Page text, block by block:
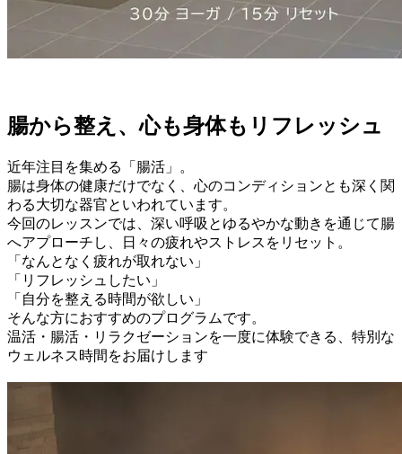
腸から整え、心も身体もリフレッシュ
近年注目を集める「腸活」。
腸は身体の健康だけでなく、心のコンディションとも深く関
わる大切な器官といわれています。
今回のレッスンでは、深い呼吸とゆるやかな動きを通じて腸
へアプローチし、日々の疲れやストレスをリセット。
「なんとなく疲れが取れない」
「リフレッシュしたい」
「自分を整える時間が欲しい」
そんな方におすすめのプログラムです。
温活・腸活・リラクゼーションを一度に体験できる、特別な
ウェルネス時間をお届けします